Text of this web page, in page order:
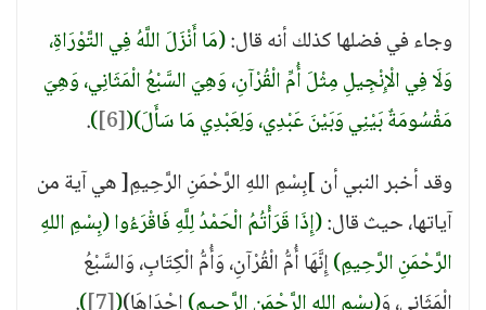
وجاء في فضلها كذلك أنه قال:(مَا أَنْزَلَ اللَّهُ فِي التَّوْرَاةِ،
وَلَا فِي الْإِنْجِيلِ مِثْلَ أُمِّ الْقُرْآنِ، وَهِيَ السَّبْعُ الْمَثَانِي، وَهِيَ
مَقْسُومَةٌ بَيْنِي وَبَيْنَ عَبْدِي، وَلِعَبْدِي مَا سَأَلَ)(
[6]
)
.
وقد أخبر النبي أن ]بِسْمِ اللهِ الرَّحْمَنِ الرَّحِيمِ[ هي آية من
آياتها، حيث قال:(إِذَا قَرَأْتُمُ الْحَمْدُ لِلَّهِ فَاقْرَءُوا (بِسْمِ اللهِ
الرَّحْمَنِ الرَّحِيمِ)إِنَّهَا أُمُّ الْقُرْآنِ، وَأُمُّ الْكِتَابِ، وَالسَّبْعُ